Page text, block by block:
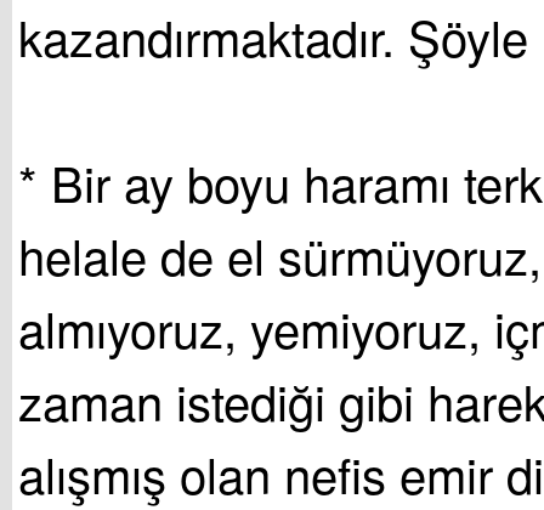
kazandırmaktadır.
* Bir ay boyu haramı
helale de el sürmüyoruz,
almıyoruz, yemiyoruz,
zaman istediği gibi
alışmış olan nefis emir